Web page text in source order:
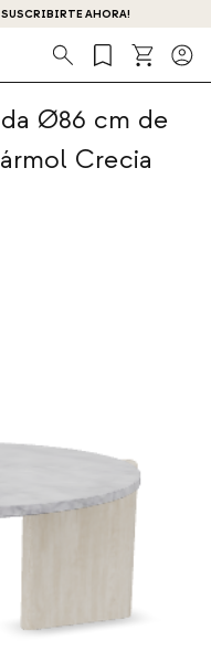
SUSCRIBIRTE AHORA!
Búsqueda
Ø86 cm de
Crecia